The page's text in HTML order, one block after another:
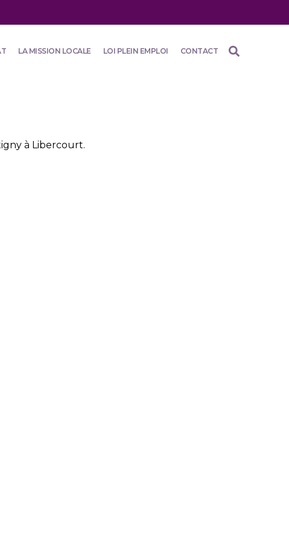
LA MISSION LOCALE LOI PLEIN EMPLOI CONTACT
à Libercourt.